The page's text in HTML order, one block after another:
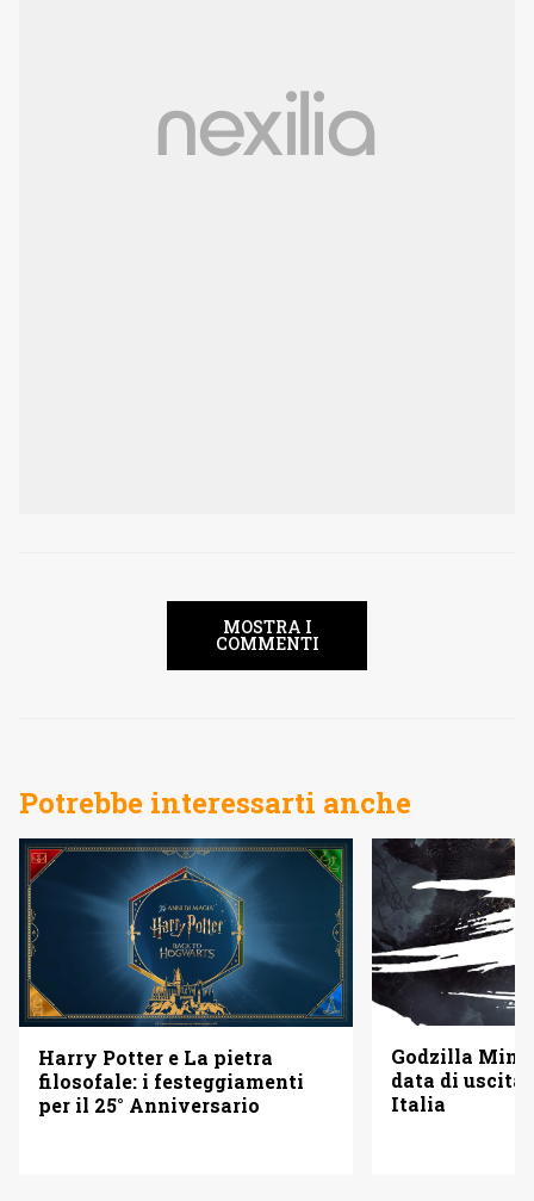
MOSTRA I
COMMENTI
Potrebbe interessarti anche
Harry Potter e La pietra
filosofale: i festeggiamenti
per il 25° Anniversario
Godzilla
data di uscita
Italia